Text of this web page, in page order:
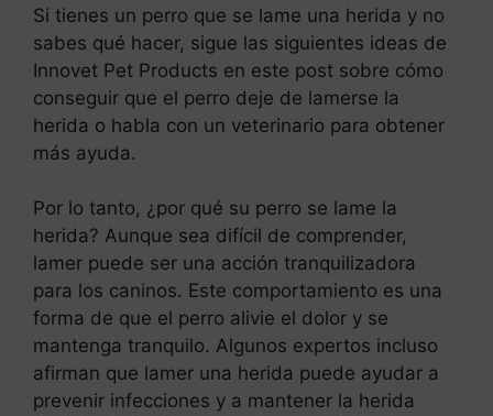
Si tienes un perro que se lame una herida y no
sabes qué hacer, sigue las siguientes ideas de
Innovet Pet Products en este post sobre cómo
conseguir que el perro deje de lamerse la
herida o habla con un veterinario para obtener
más ayuda.
Por lo tanto, ¿por qué su perro se lame la
herida? Aunque sea difícil de comprender,
lamer puede ser una acción tranquilizadora
para los caninos. Este comportamiento es una
forma de que el perro alivie el dolor y se
mantenga tranquilo. Algunos expertos incluso
afirman que lamer una herida puede ayudar a
prevenir infecciones y a mantener la herida